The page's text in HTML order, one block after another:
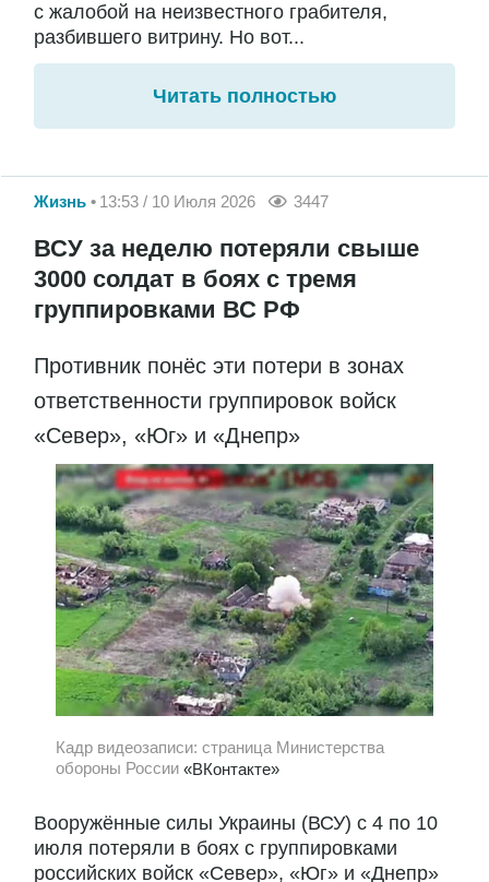
с жалобой на неизвестного грабителя,
разбившего витрину. Но вот...
Читать полностью
Жизнь 13:53 / 10 Июля 2026 3447
ВСУ за неделю потеряли свыше
3000 солдат в боях с тремя
группировками ВС РФ
Противник понёс эти потери в зонах
ответственности группировок войск
«Север», «Юг» и «Днепр»
Кадр видеозаписи: страница Министерства
обороны России «ВКонтакте»
Вооружённые силы Украины (ВСУ) с 4 по 10
июля потеряли в боях с группировками
российских войск «Север», «Юг» и «Днепр»